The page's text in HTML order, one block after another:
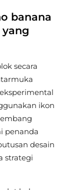
banana
secara
ikon
penanda
desain
strategi